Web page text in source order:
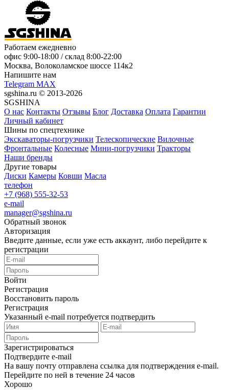
Работаем ежедневно
офис 9:00-18:00 / склад 8:00-22:00
Москва, Волоколамское шоссе 114к2
Напишите нам
Telegram MAX
sgshina.ru © 2013-2026
SGSHINA
О нас Контакты Отзывы Блог Доставка Оплата Гарантии
Личный кабинет
Шины по спецтехнике
Экскаваторы-погрузчики Телескопические Вилочные
Фронтальные Колесные Мини-погрузчики Тракторы
Наши бренды
Другие товары
Диски Камеры Ковши Масла
телефон
+7 (968) 555-32-53
e-mail
manager@sgshina.ru
Обратный звонок
Авторизация
Введите данные, если уже есть аккаунт, либо перейдите к
регистрации
Войти
Регистрация
Восстановить пароль
Регистрация
Указанный e-mail потребуется подтвердить
Зарегистрироваться
Подтвердите e-mail
На вашу почту отправлена ссылка для подтверждения e-mail.
Перейдите по ней в течение 24 часов
Хорошо